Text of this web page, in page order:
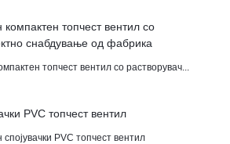
топчест вентил со растворувач...
спојувачки PVC топчест вентил